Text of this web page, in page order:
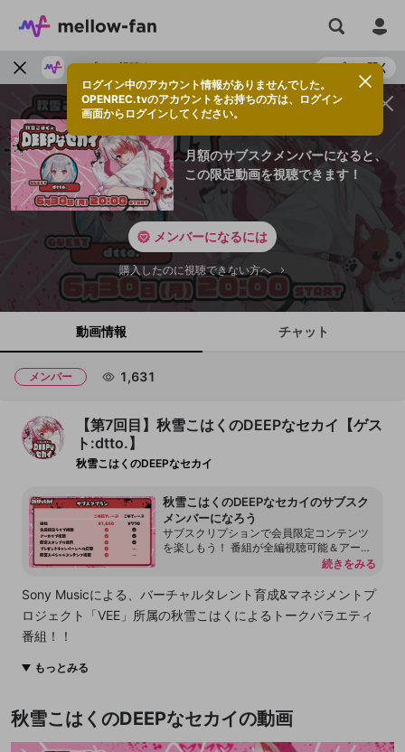
アプリで視聴する アプリで開く
月額のサブスクメンバーになると、
この限定動画を視聴できます！
メンバーになるには
購入したのに視聴できない方へ
動画情報 チャット
メンバー 1,631
【第7回目】秋雪こはくのDEEPなセカイ【ゲス
ト:dtto.】
秋雪こはくのDEEPなセカイ
秋雪こはくのDEEPなセカイのサブスク
メンバーになろう
サブスクリプションで会員限定コンテンツ
を楽しもう！ 番組が全編視聴可能＆アーカ
recnext.amebaownd.com/posts/11101764
続きをみる
Sony Musicによる、バーチャルタレント育成&マネジメントプ
ロジェクト「VEE」所属の秋雪こはくによるトークバラエティ
番組！！
けします！！
ゲスト：dtto.
もっとみる
秋雪こはくのDEEPなセカイの動画
ログイン中のアカウント情報がありませんでした。
OPENREC.tvのアカウントをお持ちの方は、ログイン
画面からログインしてください。